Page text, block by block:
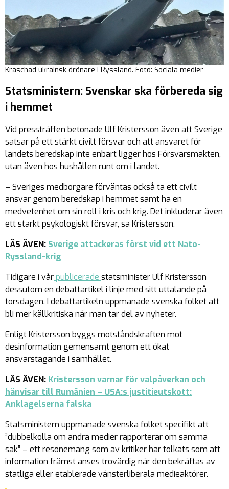
Kraschad ukrainsk drönare i Ryssland. Foto: Sociala medier
Statsministern: Svenskar ska förbereda sig
i hemmet
Vid pressträffen betonade Ulf Kristersson även att Sverige
satsar på ett stärkt civilt försvar och att ansvaret för
landets beredskap inte enbart ligger hos Försvarsmakten,
utan även hos hushållen runt om i landet.
– Sveriges medborgare förväntas också ta ett civilt
ansvar genom beredskap i hemmet samt ha en
medvetenhet om sin roll i kris och krig. Det inkluderar även
ett starkt psykologiskt försvar, sa Kristersson.
LÄS ÄVEN: Sverige attackeras först vid ett Nato-
Ryssland-krig
Tidigare i vårpublicerade statsminister Ulf Kristersson
dessutom en debattartikel i linje med sitt uttalande på
torsdagen. I debattartikeln uppmanade svenska folket att
bli mer källkritiska när man tar del av nyheter.
Enligt Kristersson byggs motståndskraften mot
desinformation gemensamt genom ett ökat
ansvarstagande i samhället.
LÄS ÄVEN: Kristersson varnar för valpåverkan och
hänvisar till Rumänien – USA:s justitieutskott:
Anklagelserna falska
Statsministern uppmanade svenska folket specifikt att
”dubbelkolla om andra medier rapporterar om samma
sak” – ett resonemang som av kritiker har tolkats som att
information främst anses trovärdig när den bekräftas av
statliga eller etablerade vänsterliberala medieaktörer.